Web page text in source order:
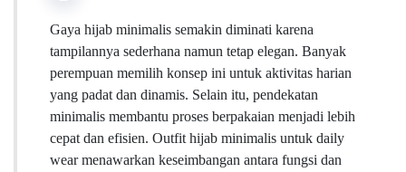
Gaya hijab minimalis semakin diminati karena
tampilannya sederhana namun tetap elegan. Banyak
perempuan memilih konsep ini untuk aktivitas harian
yang padat dan dinamis. Selain itu, pendekatan
minimalis membantu proses berpakaian menjadi lebih
cepat dan efisien. Outfit hijab minimalis untuk daily
wear menawarkan keseimbangan antara fungsi dan